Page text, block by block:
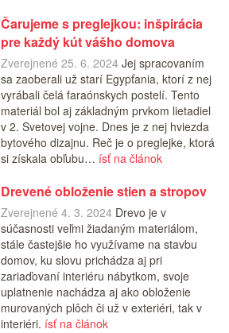
Čarujeme s preglejkou: inšpirácia
pre každý kút vášho domova
Zverejnené 25. 6. 2024Jej spracovaním
sa zaoberali už starí Egypťania, ktorí z nej
vyrábali čelá faraónskych postelí. Tento
materiál bol aj základným prvkom lietadiel
v 2. Svetovej vojne. Dnes je z nej hviezda
bytového dizajnu. Reč je o preglejke, ktorá
si získala obľubu… ísť na článok
Drevené obloženie stien a stropov
Zverejnené 4. 3. 2024Drevo je v
súčasnosti veľmi žiadaným materiálom,
stále častejšie ho využívame na stavbu
domov, ku slovu prichádza aj pri
zariaďovaní interiéru nábytkom, svoje
uplatnenie nachádza aj ako obloženie
murovaných plôch či už v exteriéri, tak v
interiéri. ísť na článok